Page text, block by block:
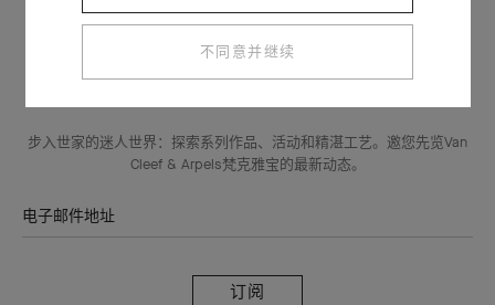
步入世家的迷人世界：探索系列作品、活动和精湛工艺。邀您先览Van
Cleef & Arpels梵克雅宝的最新动态。
电子邮件地址
阅
不同意并继续